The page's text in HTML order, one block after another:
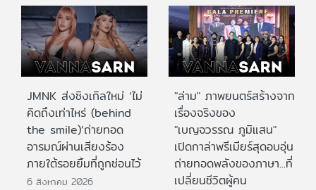
JMNK ส่งซิงเกิลใหม่ ‘ไม่
คิดถึงเท่าไหร่ (behind
the smile)’ถ่ายทอด
อารมณ์ผ่านเสียงร้อง
ภายใต้รอยยิ้มที่ถูกซ่อนไว้
6 สิงหาคม 2026
"ล่าม" ภาพยนตร์สร้างจาก
เรื่องจริงของ
"เบญจวรรณ ภูมิแสน"
เปิดกาล่าพรีเมียร์สุดอบอุ่น
ถ่ายทอดพลังของภาษา...ที่
เปลี่ยนชีวิตผู้คน